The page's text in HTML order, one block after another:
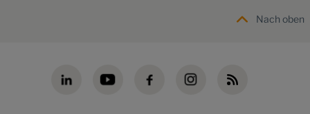
Nach oben